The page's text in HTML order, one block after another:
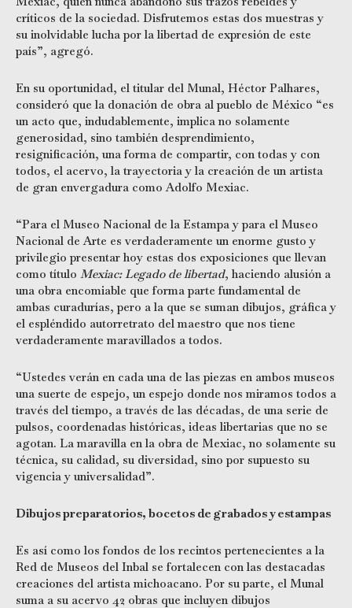
críticos de la sociedad. Disfrutemos estas dos muestras y
su inolvidable lucha por la libertad de expresión de este
país”, agregó.
En su oportunidad, el titular del Munal, Héctor Palhares,
consideró que la donación de obra al pueblo de México “es
un acto que, indudablemente, implica no solamente
generosidad, sino también desprendimiento,
resignificación, una forma de compartir, con todas y con
todos, el acervo, la trayectoria y la creación de un artista
de gran envergadura como Adolfo Mexiac.
“Para el Museo Nacional de la Estampa y para el Museo
Nacional de Arte es verdaderamente un enorme gusto y
privilegio presentar hoy estas dos exposiciones que llevan
como título Mexiac: Legado de libertad, haciendo alusión a
una obra encomiable que forma parte fundamental de
ambas curadurías, pero a la que se suman dibujos, gráfica y
el espléndido autorretrato del maestro que nos tiene
verdaderamente maravillados a todos.
“Ustedes verán en cada una de las piezas en ambos museos
una suerte de espejo, un espejo donde nos miramos todos a
través del tiempo, a través de las décadas, de una serie de
pulsos, coordenadas históricas, ideas libertarias que no se
agotan. La maravilla en la obra de Mexiac, no solamente su
técnica, su calidad, su diversidad, sino por supuesto su
vigencia y universalidad”.
Dibujos preparatorios, bocetos de grabados y estampas
Es así como los fondos de los recintos pertenecientes a la
Red de Museos del Inbal se fortalecen con las destacadas
creaciones del artista michoacano. Por su parte, el Munal
suma a su acervo 42 obras que incluyen dibujos